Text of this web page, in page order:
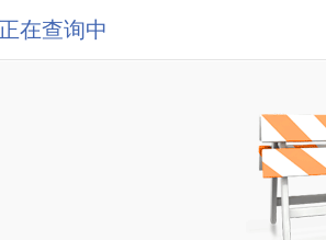
正在查询中